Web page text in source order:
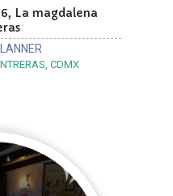
La magdalena
CDMX